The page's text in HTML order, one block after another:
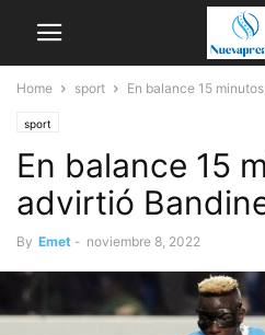
Home sport En balance 15
sport
En balance 15
advirtió
By Emet - noviembre 8, 2022